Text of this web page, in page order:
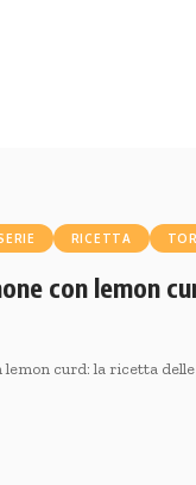
RICETTA
con lemon
curd: la ricetta